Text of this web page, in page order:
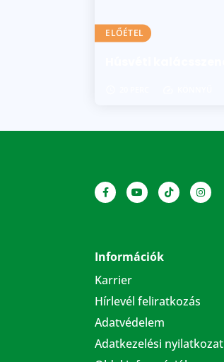
ELŐÉTEL
Információk
Karrier
Hírlevél feliratkozás
Adatvédelem
Adatkezelési nyilatkozat